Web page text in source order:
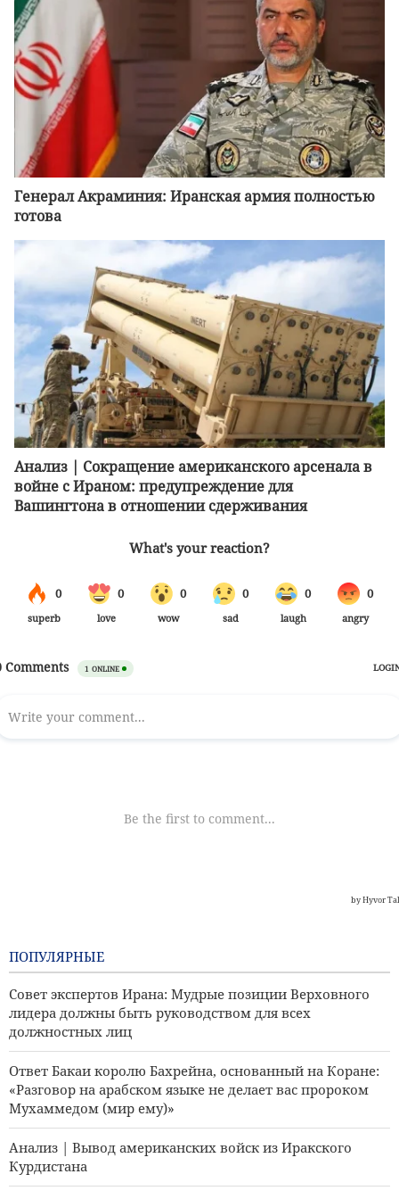
Генерал Акраминия: Иранская армия полностью
готова
Анализ | Сокращение американского арсенала в
войне с Ираном: предупреждение для
Вашингтона в отношении сдерживания
ПОПУЛЯРНЫЕ
Совет экспертов Ирана: Мудрые позиции Верховного
лидера должны быть руководством для всех
должностных лиц
Ответ Бакаи королю Бахрейна, основанный на Коране:
«Разговор на арабском языке не делает вас пророком
Мухаммедом (мир ему)»
Анализ | Вывод американских войск из Иракского
Курдистана